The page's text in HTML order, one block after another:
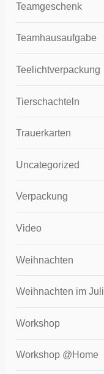
Teamgeschenk
Teamhausaufgabe
Teelichtverpackung
Tierschachteln
Trauerkarten
Uncategorized
Verpackung
Video
Weihnachten
Weihnachten im Juli
Workshop
Workshop @Home